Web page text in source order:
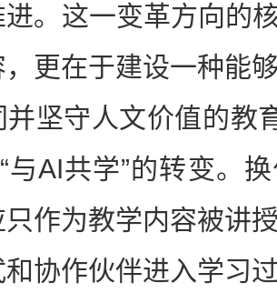
。这一变革方向的
更在于建设一种能
并坚守人文价值的教
“与AI共学”的转变。
作为教学内容被讲
协作伙伴进入学习